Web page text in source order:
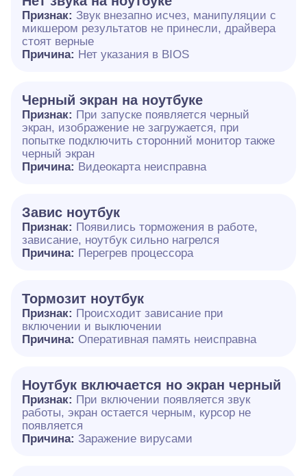
Признак: Звук внезапно исчез, манипуляции с
микшером результатов не принесли, драйвера
стоят верные
Причина: Нет указания в BIOS
Черный экран на ноутбуке
Признак: При запуске появляется черный
экран, изображение не загружается, при
попытке подключить сторонний монитор также
черный экран
Причина: Видеокарта неисправна
Завис ноутбук
Признак: Появились торможения в работе,
зависание, ноутбук сильно нагрелся
Причина: Перегрев процессора
Тормозит ноутбук
Признак: Происходит зависание при
включении и выключении
Причина: Оперативная память неисправна
Ноутбук включается но экран черный
Признак: При включении появляется звук
работы, экран остается черным, курсор не
появляется
Причина: Заражение вирусами